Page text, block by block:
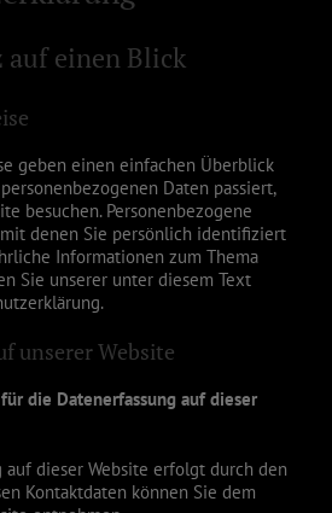
auf einen Blick
geben einen einfachen Überblick
Daten passiert,
besuchen. Personenbezogene
denen Sie persönlich identifiziert
Informationen zum Thema
Sie unserer unter diesem Text
unserer Website
die Datenerfassung auf dieser
dieser Website erfolgt durch den
Kontaktdaten können Sie dem